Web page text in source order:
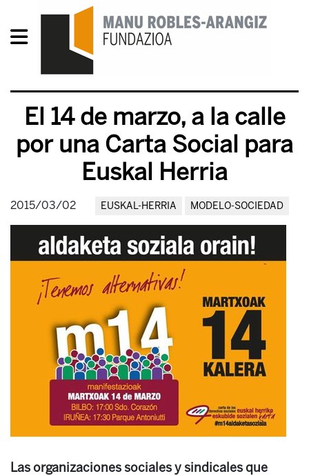
El 14 de marzo, a la calle
por una Carta Social para
Euskal Herria
2015/03/02 EUSKAL-HERRIA MODELO-SOCIEDAD
Las organizaciones sociales y sindicales que